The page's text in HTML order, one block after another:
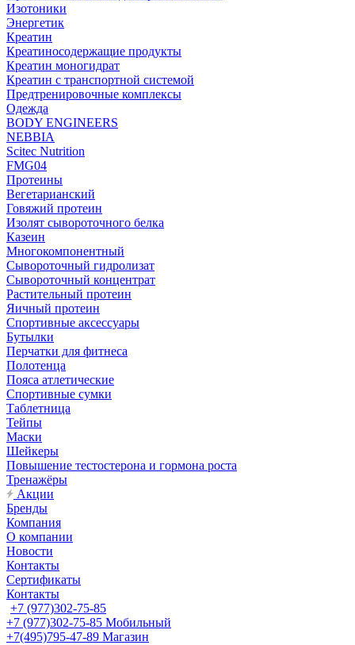
Изотоники
Энергетик
Креатин
Креатиносодержащие продукты
Креатин моногидрат
Креатин с транспортной системой
Предтренировочные комплексы
Одежда
BODY ENGINEERS
NEBBIA
Scitec Nutrition
FMG04
Протеины
Вегетарианский
Говяжий протеин
Изолят сывороточного белка
Казеин
Многокомпонентный
Сывороточный гидролизат
Сывороточный концентрат
Растительный протеин
Яичный протеин
Спортивные аксессуары
Бутылки
Перчатки для фитнеса
Полотенца
Пояса атлетические
Спортивные сумки
Таблетница
Тейпы
Маски
Шейкеры
Повышение тестостерона и гормона роста
Тренажёры
Акции
Бренды
Компания
О компании
Новости
Контакты
Сертификаты
Контакты
+7 (977)302-75-85
+7 (977)302-75-85 Мобильный
+7(495)795-47-89 Магазин